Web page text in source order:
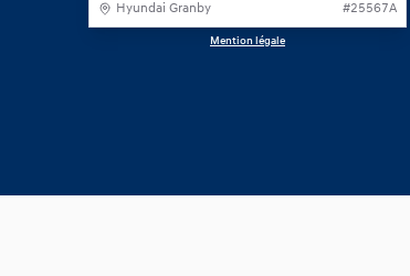
Hyundai Granby #25567A
Mention légale